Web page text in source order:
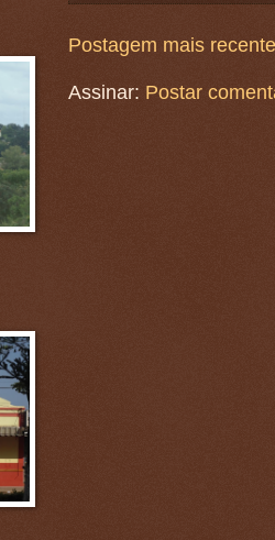
Postagem mais recente
Assinar: Postar